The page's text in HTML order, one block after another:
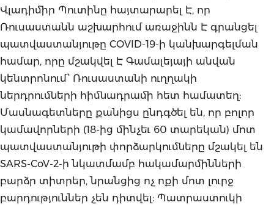
Վլադիմիր Պուտինը հայտարարել Է, որ
Ռուսաստանն աշխարհում առաջինն Է գրանցել
պատվաստանյութը COVID-19-ի կանխարգելման
համար, որը մշակվել Է Գամալեյայի անվան
կենտրոնում՝ Ռուսաստանի ուղղակի
ներդրումների հիմնադրամի հետ համատեղ:
Մասնագետները քանիցս ընդգծել են, որ բոլոր
կամավորների (18-ից մինչեւ 60 տարեկան) մոտ
պատվաստանյութի փորձարկումները մշակել են
SARS-CoV-2-ի նկատմամբ հակամարմինների
բարձր տիտրեր, նրանցից ոչ ոքի մոտ լուրջ
բարդություններ չեն դիտվել: Պատրաստուկի